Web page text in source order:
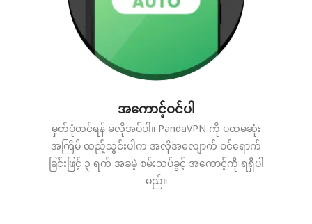
အကောင့်ဝင်ပါ
မှတ်ပုံတင်ရန် မလိုအပ်ပါ။ PandaVPN ကို ပထမဆုံး
အကြိမ် ထည့်သွင်းပါက အလိုအလျောက် ဝင်ရောက်
ခြင်းဖြင့် ၃ ရက် အခမဲ့ စမ်းသပ်ခွင့် အကောင့်ကို ရရှိပါ
မည်။